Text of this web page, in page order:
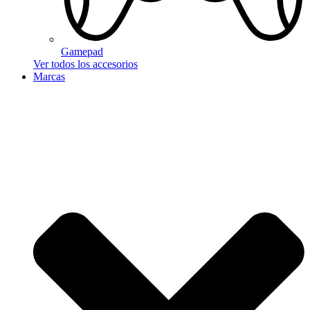
Gamepad
Ver todos los accesorios
Marcas